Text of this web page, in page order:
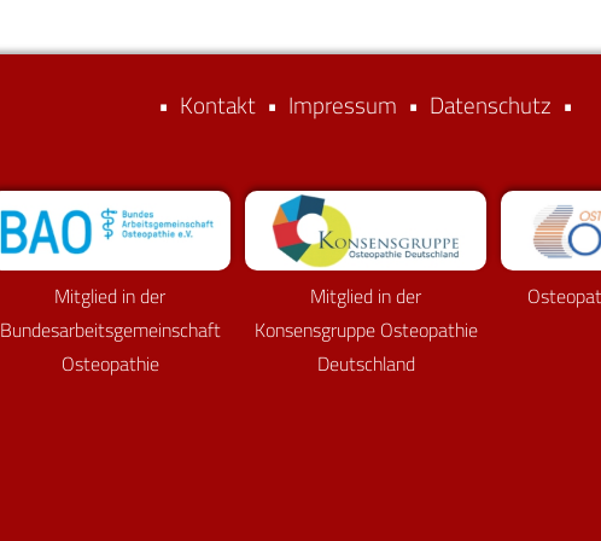
• Kontakt • Impressum • Datenschutz •
Mitglied in der
Bundesarbeitsgemeinschaft
Osteopathie
Mitglied in der
Konsensgruppe Osteopathie
Deutschland